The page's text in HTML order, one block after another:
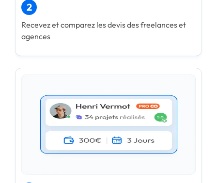
2
Recevez et comparez les devis des freelances et
agences